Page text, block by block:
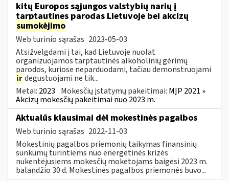
kitų Europos sąjungos valstybių narių į
tarptautines parodas Lietuvoje bei akcizų
sumokėjimo
Web turinio sąrašas 2023-05-03
Atsižvelgdami į tai, kad Lietuvoje nuolat
organizuojamos tarptautinės alkoholinių gėrimų
parodos, kuriose neparduodami, tačiau demonstruojami
irdegustuojami ne tik...
Metai: 2023 Mokesčių įstatymų pakeitimai: MĮP 2021 »
Akcizų mokesčių pakeitimai nuo 2023 m.
Aktualūs klausimai dėl mokestinės pagalbos
Web turinio sąrašas 2022-11-03
Mokestinių pagalbos priemonių taikymas finansinių
sunkumų turintiems nuo energetinės krizės
nukentėjusiems mokesčių mokėtojams baigėsi 2023 m.
balandžio 30 d. Mokestinės pagalbos priemonės buvo...